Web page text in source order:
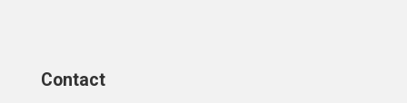
Contact